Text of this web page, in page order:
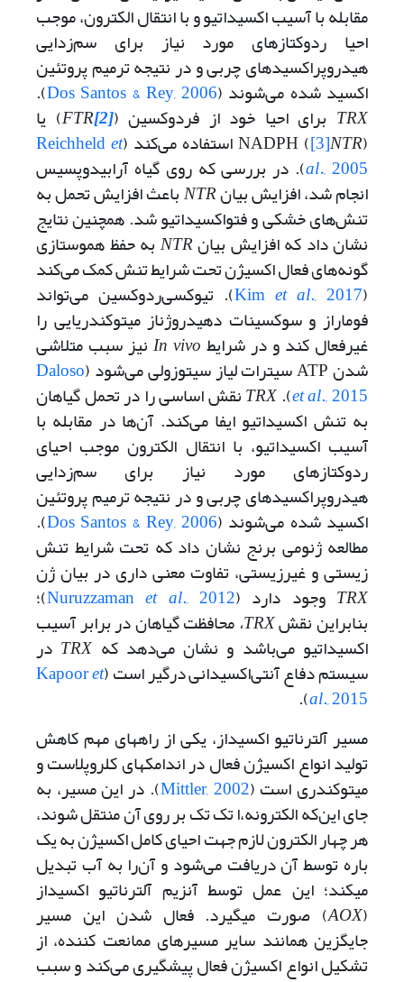
مقابله با آسیب اکسیداتیو و با انتقال الکترون، موجب
احیا ردوکتازهای مورد نیاز برای سم‌زدایی
هیدروپراکسیدهای چربی و در نتیجه ترمیم پروتئین
اکسید شده می‌شوند (Dos Santos & Rey, 2006
).
TRX برای احیا خود از فردوکسین ([2]
FTR) یا
NADPH ([3]NTR) استفاده می‌کند ( Reichheldet
al., 2005 ). در بررسی که روی گیاه آرابیدوپسیس
انجام شد، افزایش بیانNTRباعث افزایش تحمل به
تنش‌های خشکی و فتواکسیداتیو شد. همچنین نتایج
نشان داد که افزایش بیانNTRبه حفظ هموستازی
گونه‌های فعال اکسیژن تحت شرایط تنش کمک می‌کند
(
Kim et al., 2017 ). تیوکسی‌ردوکسین می‌تواند
فوماراز و سوکسینات دهیدروژناز میتوکندریایی را
غیرفعال کند و در شرایطIn vivoنیز سبب متلاشی
شدن ATP سیترات لیاز سیتوزولی می‌شود ( Daloso
et al., 2015
).
TRXنقش اساسی را در تحمل گیاهان
به تنش اکسیداتیو ایفا می‌کند. آن‌ها در مقابله با
آسیب اکسیداتیو، با انتقال الکترون موجب احیای
ردوکتازهای مورد نیاز برای سم‌زدایی
هیدروپراکسیدهای چربی و در نتیجه ترمیم پروتئین
اکسید شده می‌شوند (Dos Santos & Rey, 2006
).
مطالعه ژنومی برنج نشان داد که تحت شرایط تنش
زیستی و غیرزیستی، تفاوت معنی داری در بیان ژن
TRX وجود دارد ( Nuruzzamanet al., 2012 )؛
بنابراین نقشTRX،محافظت گیاهان در برابر آسیب
اکسیداتیو می‌باشد و نشان می‌دهد که TRX در
سیستم دفاع آنتی‌اکسیدانی درگیر است ( Kapooret
al., 2015
).
مسیر آلترناتیو اکسیداز، یکی از راه­های مهم کاهش
تولید انواع اکسیژن فعال در اندامک­های کلروپلاست و
میتوکندری است (Mittler, 2002). در این مسیر، به
جای این‌که الکترون­ه،ا تک تک بر روی آن منتقل شوند،
هر چهار الکترون لازم جهت احیای کامل اکسیژن به یک
باره توسط آن دریافت می‌شود و آن‌را به آب تبدیل
می­کند؛ این عمل توسط آنزیم آلترناتیو اکسیداز
(
AOX) صورت می­گیرد. فعال شدن این مسیر
جایگزین همانند سایر مسیرهای ممانعت کننده، از
تشکیل انواع اکسیژن فعال پیشگیری می‌کند و سبب